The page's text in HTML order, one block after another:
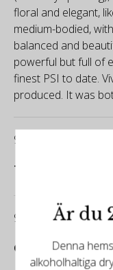
floral and elegant,
medium-bodied,
balanced and
powerful but full of
finest PSI to date.
produced. It was
92/100
Tim Atkin
94/100
Guia Penin
Är du
Denna
alkoholhaltiga